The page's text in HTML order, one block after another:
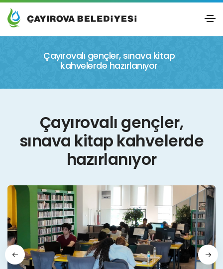
Çayırovalı gençler, sınava kitap
kahvelerde hazırlanıyor
Çayırovalı gençler,
sınava kitap kahvelerde
hazırlanıyor